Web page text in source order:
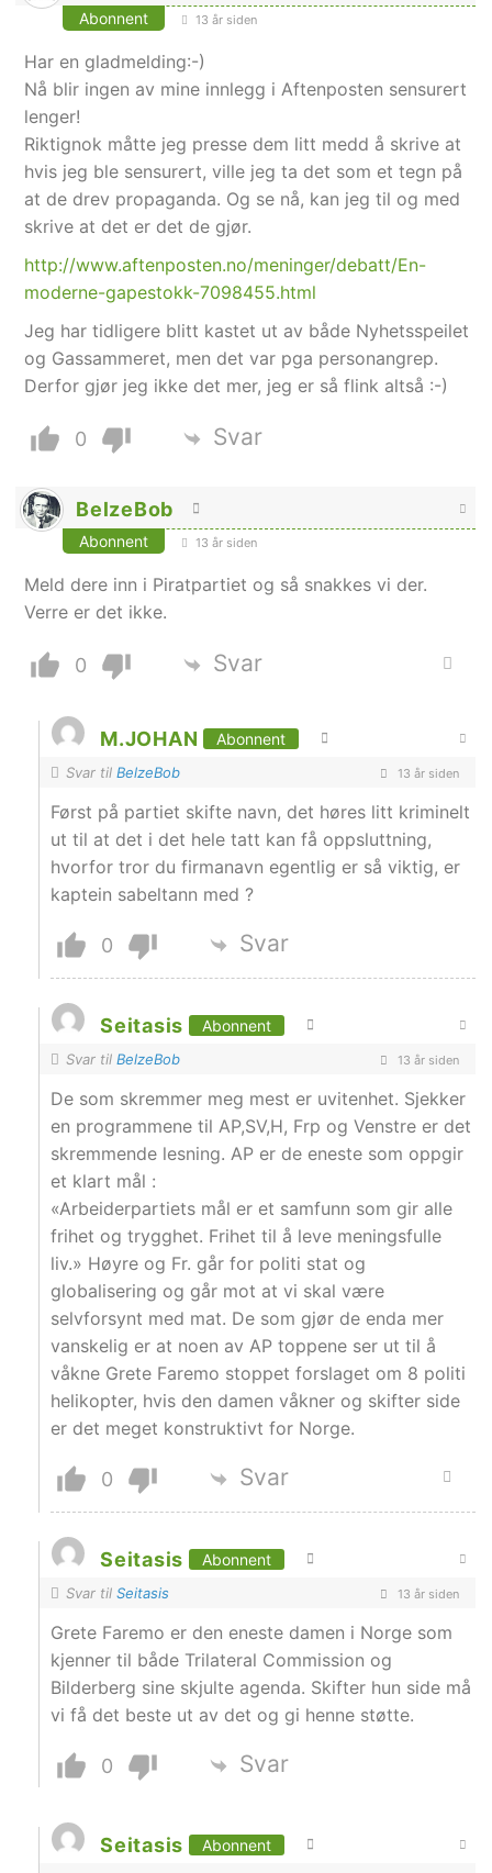
Abonnent 13 år siden
Har en gladmelding:-)
Nå blir ingen av mine innlegg i Aftenposten sensurert
lenger!
Riktignok måtte jeg presse dem litt medd å skrive at
hvis jeg ble sensurert, ville jeg ta det som et tegn på
at de drev propaganda. Og se nå, kan jeg til og med
skrive at det er det de gjør.
http://www.aftenposten.no/meninger/debatt/En-
moderne-gapestokk-7098455.html
Jeg har tidligere blitt kastet ut av både Nyhetsspeilet
og Gassammeret, men det var pga personangrep.
Derfor gjør jeg ikke det mer, jeg er så flink altså :-)
0 Svar
BelzeBob
Abonnent 13 år siden
Meld dere inn i Piratpartiet og så snakkes vi der.
Verre er det ikke.
0 Svar
M.JOHAN Abonnent
Svar tilBelzeBob 13 år siden
Først på partiet skifte navn, det høres litt kriminelt
ut til at det i det hele tatt kan få oppsluttning,
hvorfor tror du firmanavn egentlig er så viktig, er
kaptein sabeltann med ?
0 Svar
Seitasis Abonnent
Svar tilBelzeBob 13 år siden
De som skremmer meg mest er uvitenhet. Sjekker
en programmene til AP,SV,H, Frp og Venstre er det
skremmende lesning. AP er de eneste som oppgir
et klart mål :
«Arbeiderpartiets mål er et samfunn som gir alle
frihet og trygghet. Frihet til å leve meningsfulle
liv.» Høyre og Fr. går for politi stat og
globalisering og går mot at vi skal være
selvforsynt med mat. De som gjør de enda mer
vanskelig er at noen av AP toppene ser ut til å
våkne Grete Faremo stoppet forslaget om 8 politi
helikopter, hvis den damen våkner og skifter side
er det meget konstruktivt for Norge.
0 Svar
Seitasis Abonnent
Svar tilSeitasis 13 år siden
Grete Faremo er den eneste damen i Norge som
kjenner til både Trilateral Commission og
Bilderberg sine skjulte agenda. Skifter hun side må
vi få det beste ut av det og gi henne støtte.
0 Svar
Seitasis Abonnent